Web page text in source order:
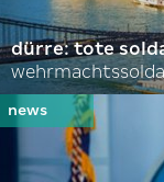
dürre: tote